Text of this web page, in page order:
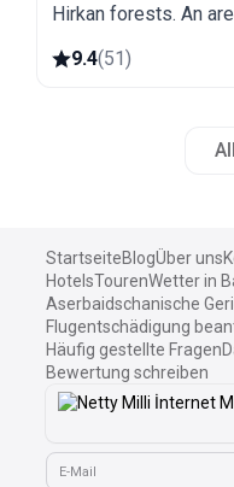
Hirkan forests. An
9.4(51)
StartseiteBlogÜber uns
HotelsTourenWetter in
Aserbaidschanische
Flugentschädigung
Häufig gestellte Fragen
Bewertung schreiben